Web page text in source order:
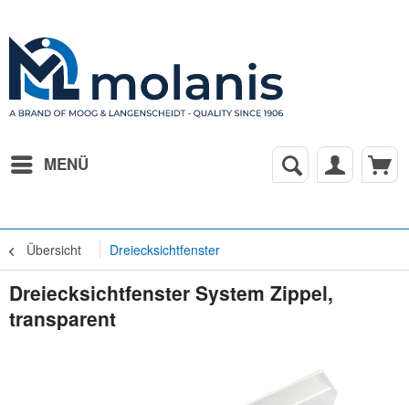
MENÜ
Übersicht Dreiecksichtfenster
Dreiecksichtfenster System Zippel,
transparent